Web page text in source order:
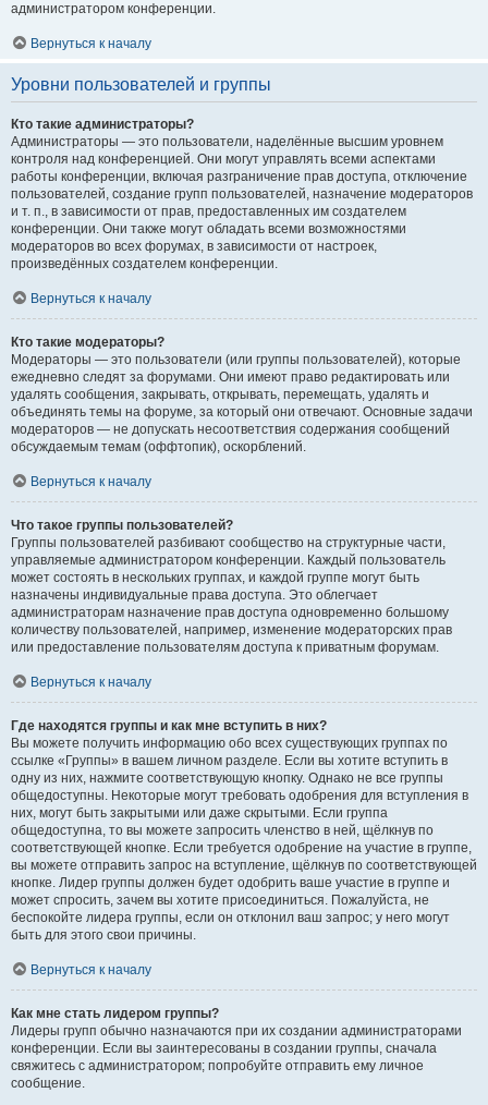
администратором конференции.
Вернуться к началу
Уровни пользователей и группы
Кто такие администраторы?
Администраторы — это пользователи, наделённые высшим уровнем
контроля над конференцией. Они могут управлять всеми аспектами
работы конференции, включая разграничение прав доступа, отключение
пользователей, создание групп пользователей, назначение модераторов
и т. п., в зависимости от прав, предоставленных им создателем
конференции. Они также могут обладать всеми возможностями
модераторов во всех форумах, в зависимости от настроек,
произведённых создателем конференции.
Вернуться к началу
Кто такие модераторы?
Модераторы — это пользователи (или группы пользователей), которые
ежедневно следят за форумами. Они имеют право редактировать или
удалять сообщения, закрывать, открывать, перемещать, удалять и
объединять темы на форуме, за который они отвечают. Основные задачи
модераторов — не допускать несоответствия содержания сообщений
обсуждаемым темам (оффтопик), оскорблений.
Вернуться к началу
Что такое группы пользователей?
Группы пользователей разбивают сообщество на структурные части,
управляемые администратором конференции. Каждый пользователь
может состоять в нескольких группах, и каждой группе могут быть
назначены индивидуальные права доступа. Это облегчает
администраторам назначение прав доступа одновременно большому
количеству пользователей, например, изменение модераторских прав
или предоставление пользователям доступа к приватным форумам.
Вернуться к началу
Где находятся группы и как мне вступить в них?
Вы можете получить информацию обо всех существующих группах по
ссылке «Группы» в вашем личном разделе. Если вы хотите вступить в
одну из них, нажмите соответствующую кнопку. Однако не все группы
общедоступны. Некоторые могут требовать одобрения для вступления в
них, могут быть закрытыми или даже скрытыми. Если группа
общедоступна, то вы можете запросить членство в ней, щёлкнув по
соответствующей кнопке. Если требуется одобрение на участие в группе,
вы можете отправить запрос на вступление, щёлкнув по соответствующей
кнопке. Лидер группы должен будет одобрить ваше участие в группе и
может спросить, зачем вы хотите присоединиться. Пожалуйста, не
беспокойте лидера группы, если он отклонил ваш запрос; у него могут
быть для этого свои причины.
Вернуться к началу
Как мне стать лидером группы?
Лидеры групп обычно назначаются при их создании администраторами
конференции. Если вы заинтересованы в создании группы, сначала
свяжитесь с администратором; попробуйте отправить ему личное
сообщение.